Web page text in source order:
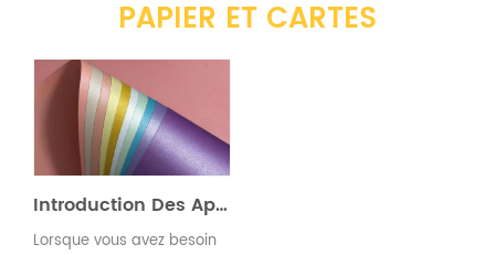
PAPIER ET CARTES
Introduction Des Applications : Papier & Cartes
Lorsque vous avez besoin